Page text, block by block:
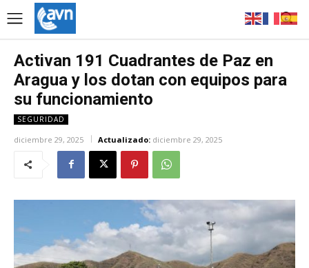
Activan 191 Cuadrantes de Paz en
Aragua y los dotan con equipos para
su funcionamiento
SEGURIDAD
diciembre 29, 2025 Actualizado: diciembre 29, 2025